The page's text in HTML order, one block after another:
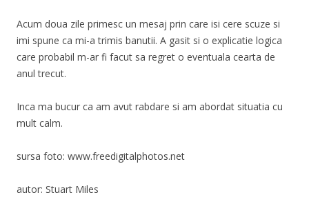
Acum doua zile primesc un mesaj prin care isi cere scuze si
imi spune ca mi-a trimis banutii. A gasit si o explicatie logica
care probabil m-ar fi facut sa regret o eventuala cearta de
anul trecut.
Inca ma bucur ca am avut rabdare si am abordat situatia cu
mult calm.
sursa foto: www.freedigitalphotos.net
autor: Stuart Miles